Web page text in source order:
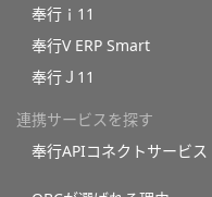
奉行ｉ11
奉行V ERP Smart
奉行Ｊ11
連携サービスを探す
奉行APIコネクトサービス